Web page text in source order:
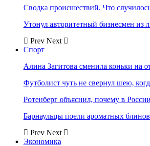
Сводка происшествий. Что
Утонул авторитетный бизнесмен из
Prev Next
Спорт
Алина Загитова сменила коньки на
Футболист чуть не свернул шею,
Ротенберг объяснил, почему в
Барнаульцы поели ароматных
Prev Next
Экономика